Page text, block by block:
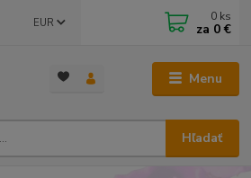
Menu
EUR
Hľadať
0 ks
za 0 €